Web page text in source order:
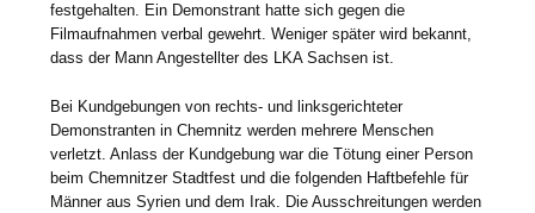
festgehalten. Ein Demonstrant hatte sich gegen die
Filmaufnahmen verbal gewehrt. Weniger später wird bekannt,
dass der Mann Angestellter des LKA Sachsen ist.
Bei Kundgebungen von rechts- und linksgerichteter
Demonstranten in Chemnitz werden mehrere Menschen
verletzt. Anlass der Kundgebung war die Tötung einer Person
beim Chemnitzer Stadtfest und die folgenden Haftbefehle für
Männer aus Syrien und dem Irak. Die Ausschreitungen werden